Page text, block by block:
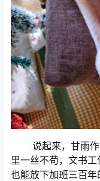
说起来，甘雨
里一丝不苟，文书
也能放下加班三百